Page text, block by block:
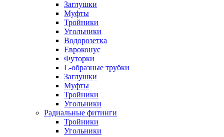
Заглушки
Муфты
Тройники
Угольники
Водорозетка
Евроконус
Футорки
L-образные трубки
Заглушки
Муфты
Тройники
Угольники
Радиальные фитинги
Тройники
Угольники